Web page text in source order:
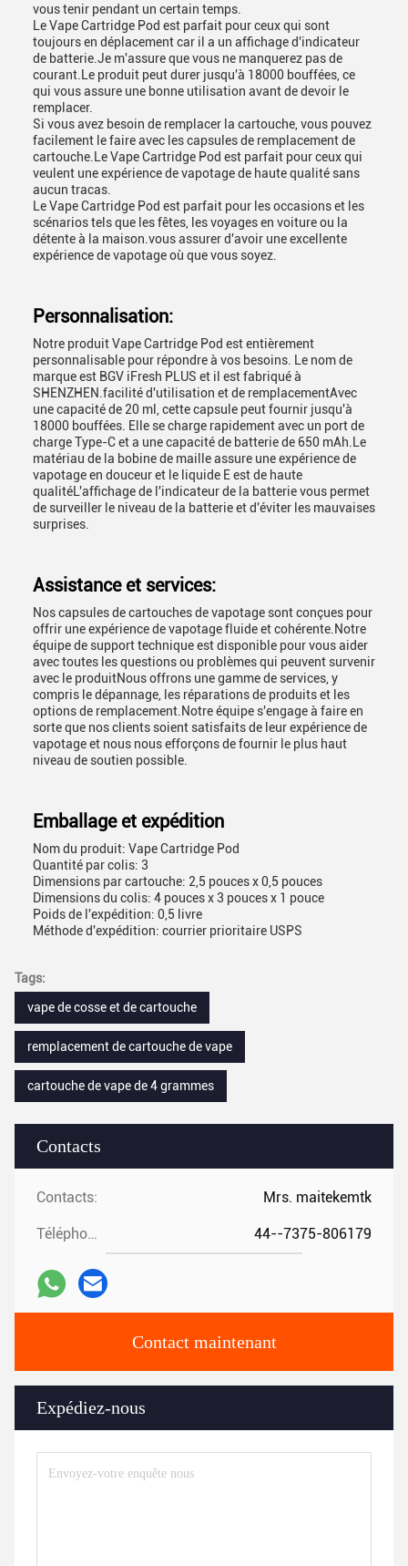
Contacts
Contacts: Mrs. maitekemtk
Téléphone: 44--7375-806179
Contact maintenant
Expédiez-nous
vous tenir pendant un certain temps.
Le Vape Cartridge Pod est parfait pour ceux qui sont
toujours en déplacement car il a un affichage d'indicateur
de batterie.Je m'assure que vous ne manquerez pas de
courant.Le produit peut durer jusqu'à 18000 bouffées, ce
qui vous assure une bonne utilisation avant de devoir le
remplacer.
Si vous avez besoin de remplacer la cartouche, vous pouvez
facilement le faire avec les capsules de remplacement de
cartouche.Le Vape Cartridge Pod est parfait pour ceux qui
veulent une expérience de vapotage de haute qualité sans
aucun tracas.
Le Vape Cartridge Pod est parfait pour les occasions et les
scénarios tels que les fêtes, les voyages en voiture ou la
détente à la maison.vous assurer d'avoir une excellente
expérience de vapotage où que vous soyez.
Personnalisation:
Notre produit Vape Cartridge Pod est entièrement
personnalisable pour répondre à vos besoins. Le nom de
marque est BGV iFresh PLUS et il est fabriqué à
SHENZHEN.facilité d'utilisation et de remplacementAvec
une capacité de 20 ml, cette capsule peut fournir jusqu'à
18000 bouffées. Elle se charge rapidement avec un port de
charge Type-C et a une capacité de batterie de 650 mAh.Le
matériau de la bobine de maille assure une expérience de
vapotage en douceur et le liquide E est de haute
qualitéL'affichage de l'indicateur de la batterie vous permet
de surveiller le niveau de la batterie et d'éviter les mauvaises
surprises.
Assistance et services:
Nos capsules de cartouches de vapotage sont conçues pour
offrir une expérience de vapotage fluide et cohérente.Notre
équipe de support technique est disponible pour vous aider
avec toutes les questions ou problèmes qui peuvent survenir
avec le produitNous offrons une gamme de services, y
compris le dépannage, les réparations de produits et les
options de remplacement.Notre équipe s'engage à faire en
sorte que nos clients soient satisfaits de leur expérience de
vapotage et nous nous efforçons de fournir le plus haut
niveau de soutien possible.
Emballage et expédition
Nom du produit: Vape Cartridge Pod
Quantité par colis: 3
Dimensions par cartouche: 2,5 pouces x 0,5 pouces
Dimensions du colis: 4 pouces x 3 pouces x 1 pouce
Poids de l'expédition: 0,5 livre
Méthode d'expédition: courrier prioritaire USPS
Tags:
vape de cosse et de cartouche
remplacement de cartouche de vape
cartouche de vape de 4 grammes